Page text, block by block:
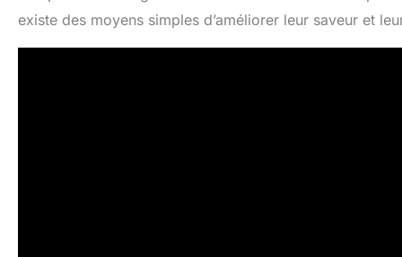
existe des moyens simples d’améliorer leur saveur et